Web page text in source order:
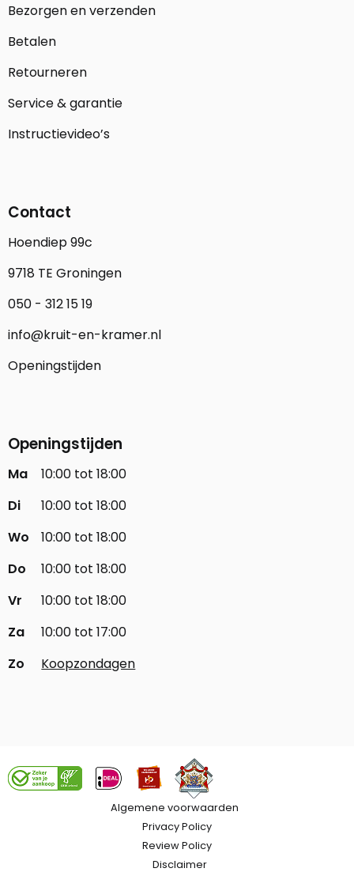
Bezorgen en verzenden
Betalen
Retourneren
Service & garantie
Instructievideo’s
Contact
Hoendiep 99c
9718 TE Groningen
050 - 312 15 19
info@kruit-en-kramer.nl
Openingstijden
Openingstijden
Ma
10:00 tot 18:00
Di
10:00 tot 18:00
Wo
10:00 tot 18:00
Do
10:00 tot 18:00
Vr
10:00 tot 18:00
Za
10:00 tot 17:00
Zo
Koopzondagen
Algemene voorwaarden
Privacy Policy
Review Policy
Disclaimer